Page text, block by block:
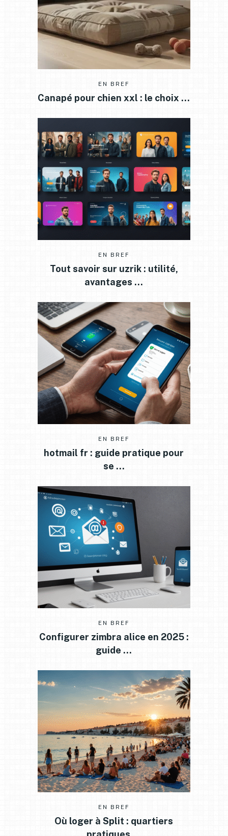
EN BREF
Canapé pour chien xxl : le choix …
EN BREF
Tout savoir sur uzrik : utilité,
avantages …
EN BREF
hotmail fr : guide pratique pour
se …
EN BREF
Configurer zimbra alice en 2025 :
guide …
EN BREF
Où loger à Split : quartiers